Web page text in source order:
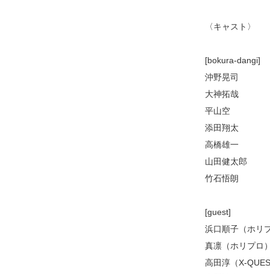
〈キャスト〉
[bokura-dangi]
沖野晃司
大神拓哉
平山空
添田翔太
高橋雄一
山田健太郎
竹石悟朗
[guest]
浜口順子（ホリ
真凛（ホリプロ
高田淳（X-